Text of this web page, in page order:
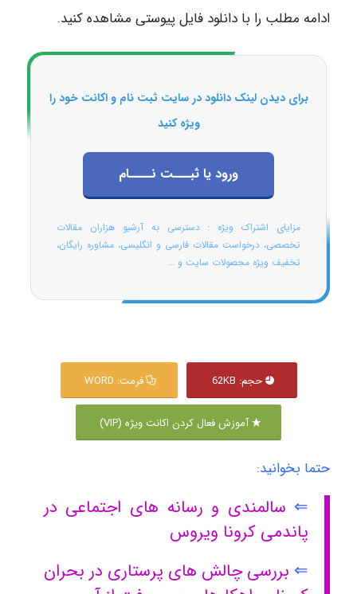
ادامه مطلب را با دانلود فایل پیوستی مشاهده کنید.
برای دیدن لینک دانلود در سایت ثبت نام و اکانت خود را
ویژه کنید
ورود یا ثبـــت نــــام
مزایای اشتراک ویژه : دسترسی به آرشیو هزاران مقالات
تخصصی، درخواست مقالات فارسی و انگلیسی، مشاوره رایگان،
تخفیف ویژه محصولات سایت و ...
حجم: 62KB فرمت: WORD
آموزش فعال کردن اکانت ویژه (VIP)
حتما بخوانید:
⇐ سالمندی و رسانه های اجتماعی در
پاندمی کرونا ویروس
⇐ بررسی چالش های پرستاری در بحران